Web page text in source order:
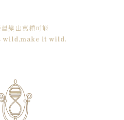
變出萬種可能
wild,make it wild.